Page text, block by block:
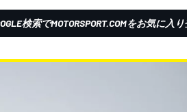
検索でMOTORSPORT.COMをお気に入